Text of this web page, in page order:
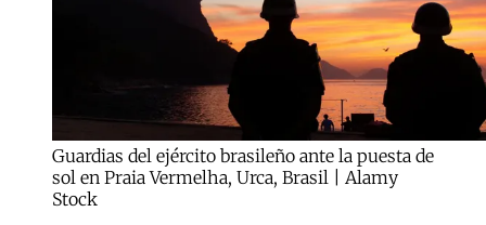
Guardias del ejército brasileño ante la puesta de
sol en Praia Vermelha, Urca, Brasil | Alamy
Stock